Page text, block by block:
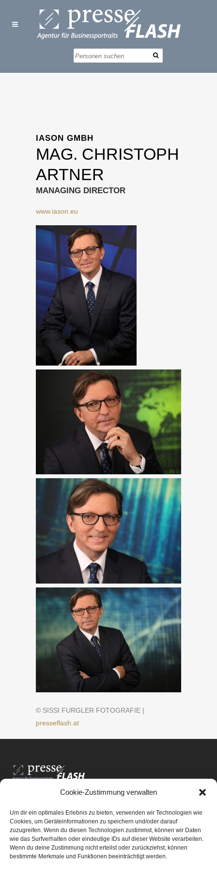
Cookie-Zustimmung verwalten
Um dir ein optimales Erlebnis zu bieten, verwenden wir Technologien wie
Cookies, um Geräteinformationen zu speichern und/oder darauf
zuzugreifen. Wenn du diesen Technologien zustimmst, können wir Daten
wie das Surfverhalten oder eindeutige IDs auf dieser Website verarbeiten.
Wenn du deine Zustimmung nicht erteilst oder zurückziehst, können
bestimmte Merkmale und Funktionen beeinträchtigt werden.
IASON GMBH
MAG. CHRISTOPH
ARTNER
MANAGING DIRECTOR
www.iason.eu
© SISSI FURGLER FOTOGRAFIE |
presseflash.at
PresseFlash e.U.
8061 St. Radegund bei Graz
E-Mail-Adresse:office@presseflash.at
UID-Nr. ATU 69512805